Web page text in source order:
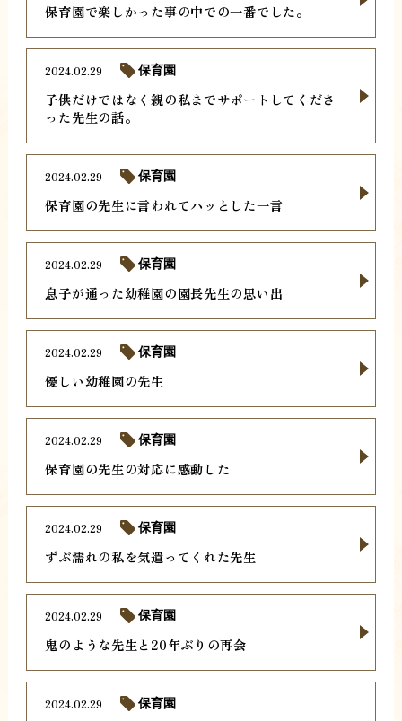
保育園で楽しかった事の中での一番でした。
子供だけではなく親の私までサポートしてくださ
った先生の話。
2024.02.29 保育園
保育園の先生に言われてハッとした一言
2024.02.29 保育園
息子が通った幼稚園の園長先生の思い出
2024.02.29 保育園
優しい幼稚園の先生
2024.02.29 保育園
保育園の先生の対応に感動した
2024.02.29 保育園
ずぶ濡れの私を気遣ってくれた先生
2024.02.29 保育園
鬼のような先生と20年ぶりの再会
2024.02.29 保育園
2024.02.29 保育園